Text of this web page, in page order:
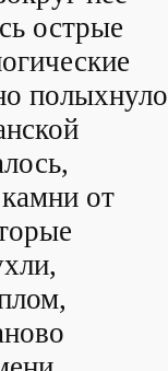
острые
полыхнуло
от